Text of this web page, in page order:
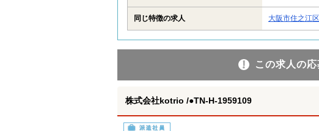
同じ特徴の求人 大阪市住之江
この求人の
株式会社kotrio /●TN-H-1959109